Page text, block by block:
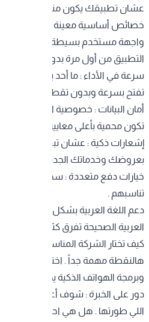
عشان تطبيقك يكون منافس قوي في
خصائص أساسية معينة وهى :
واجهة مستخدم بسيطة وواضحة :
التطبيق من أول مرة بدون ما يحتاج
سرعة في الأداء : ما أحد يحب
تفتح بسرعة وبدون تقطيع .
أمان البيانات : خصوصية
تكون محمية بأعلى معايير الأمان .
إشعارات ذكية : عشان تبقى على
بعروضك وخدماتك الجديدة .
خيارات دفع متعددة : سهل على
تناسبهم .
دعم اللغة العربية بشكل كامل :
العربية الصحيحة تفرق كثير .
كيف تختار الشركة المناسبة لتصميم
هالنقطة مهمة جداً . اختيارك
وبرمجة الهواتف الذكية يحدد نجاح
دور على الخبرة : شوف أعمال الشركة
اللي طورتها . هل هي احترافية ؟ هل